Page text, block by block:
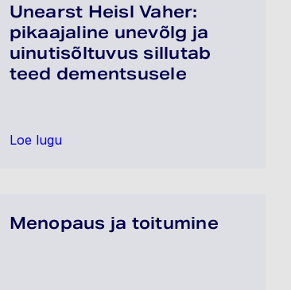
Unearst Heisl Vaher:
pikaajaline unevõlg ja
uinutisõltuvus sillutab
teed dementsusele
Loe lugu
Menopaus ja toitumine